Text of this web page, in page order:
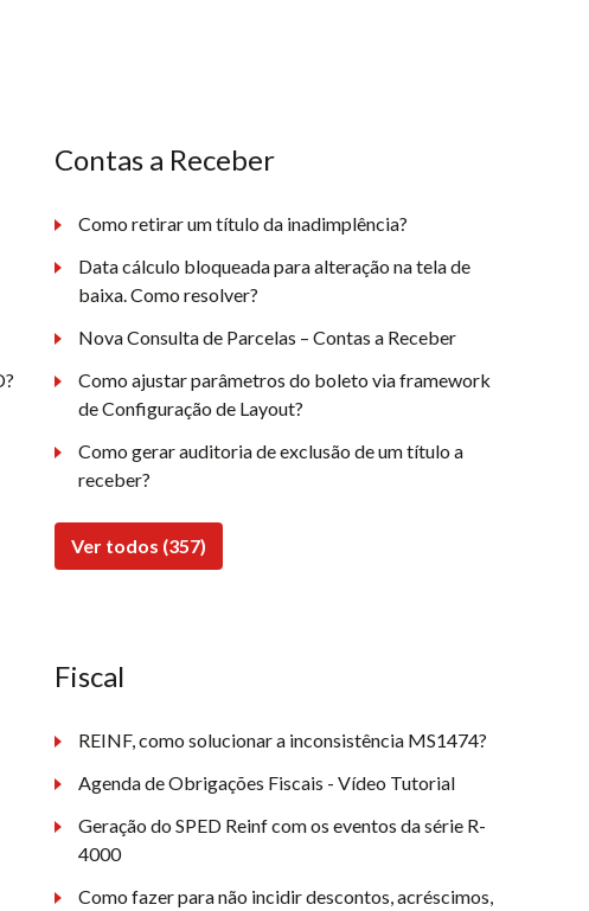
Contas a Receber
Como retirar um título da inadimplência?
Data cálculo bloqueada para alteração na tela de
baixa. Como resolver?
Nova Consulta de Parcelas – Contas a Receber
Como ajustar parâmetros do boleto via framework
de Configuração de Layout?
Como gerar auditoria de exclusão de um título a
receber?
Ver todos (357)
Fiscal
REINF, como solucionar a inconsistência MS1474?
Agenda de Obrigações Fiscais - Vídeo Tutorial
Geração do SPED Reinf com os eventos da série R-
4000
Como fazer para não incidir descontos, acréscimos,